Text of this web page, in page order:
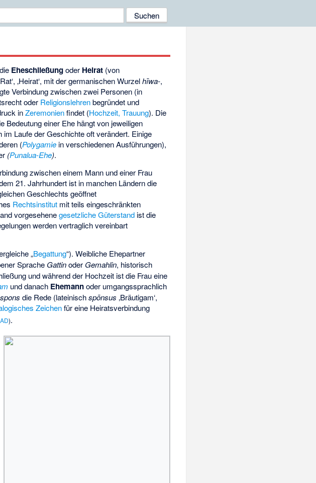
Eheschließungoder Heirat (von
‚Heirat‘, mit der germanischen Wurzelhīwa-,
Verbindung zwischen zwei Personen (in
oder Religionslehrenbegründet und
inZeremonienfindet (Hochzeit, Trauung). Die
Bedeutung einer Ehe hängt von jeweiligen
Laufe der Geschichte oft verändert. Einige
(Polygamie in verschiedenen Ausführungen),
(Punalua-Ehe).
zwischen einem Mann und einer Frau
21. Jahrhundert ist in manchen Ländern die
Geschlechts geöffnet
Rechtsinstitut mit teils eingeschränkten
vorgesehenegesetzliche Güterstand ist die
werden vertraglich vereinbart
„Begattung“). Weibliche Ehepartner
Sprache Gattinoder Gemahlin, historisch
und während der Hochzeit ist die Frau eine
und danach Ehemannoder umgangssprachlich
die Rede (lateinischspōnsus ‚Bräutigam‘,
Zeichenfür eine Heiratsverbindung
).